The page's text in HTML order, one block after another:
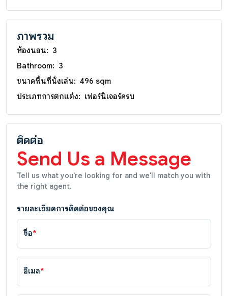
ภาพรวม
ห้องนอน: 3
Bathroom: 3
ขนาดพื้นที่นั่งเล่น: 496 sqm
ประเภทการตกแต่ง: เฟอร์นิเจอร์ครบ
ติดต่อ
Send Us a Message
Tell us what you're looking for and we'll match you with
the right agent.
รายละเอียดการติดต่อของคุณ
ชื่อ*
อีเมล*